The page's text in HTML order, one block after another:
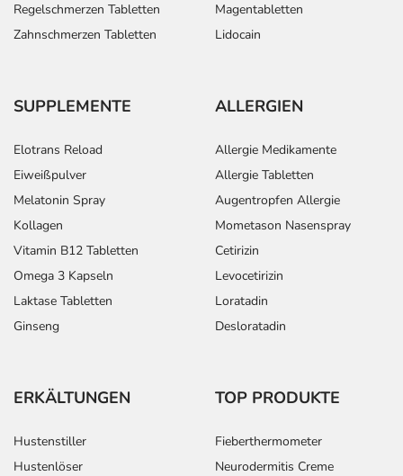
Regelschmerzen Tabletten
Zahnschmerzen Tabletten
Magentabletten
Lidocain
SUPPLEMENTE
Elotrans Reload
Eiweißpulver
Melatonin Spray
Kollagen
Vitamin B12 Tabletten
Omega 3 Kapseln
Laktase Tabletten
Ginseng
ALLERGIEN
Allergie Medikamente
Allergie Tabletten
Augentropfen Allergie
Mometason Nasenspray
Cetirizin
Levocetirizin
Loratadin
Desloratadin
ERKÄLTUNGEN
Hustenstiller
Hustenlöser
TOP PRODUKTE
Fieberthermometer
Neurodermitis Creme